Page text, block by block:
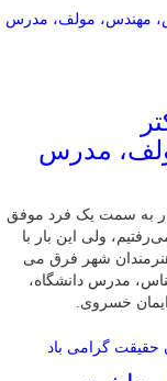
مدرس
بار به سمت یک فرد موفق
ولی این بار با
شهر فرق می
مدرس دانشگاه،
خسروی.